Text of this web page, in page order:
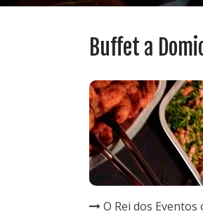
Buffet a
O Rei dos